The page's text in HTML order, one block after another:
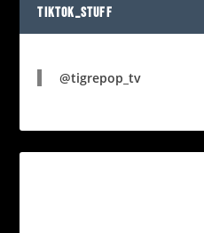
TIKTOK_STUFF
@tigrepop_tv